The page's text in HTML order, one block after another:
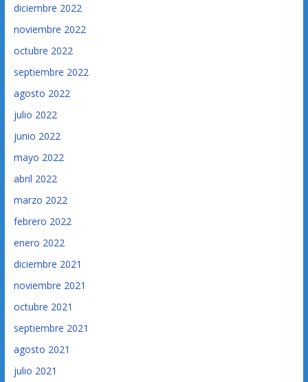
diciembre 2022
noviembre 2022
octubre 2022
septiembre 2022
agosto 2022
julio 2022
junio 2022
mayo 2022
abril 2022
marzo 2022
febrero 2022
enero 2022
diciembre 2021
noviembre 2021
octubre 2021
septiembre 2021
agosto 2021
julio 2021